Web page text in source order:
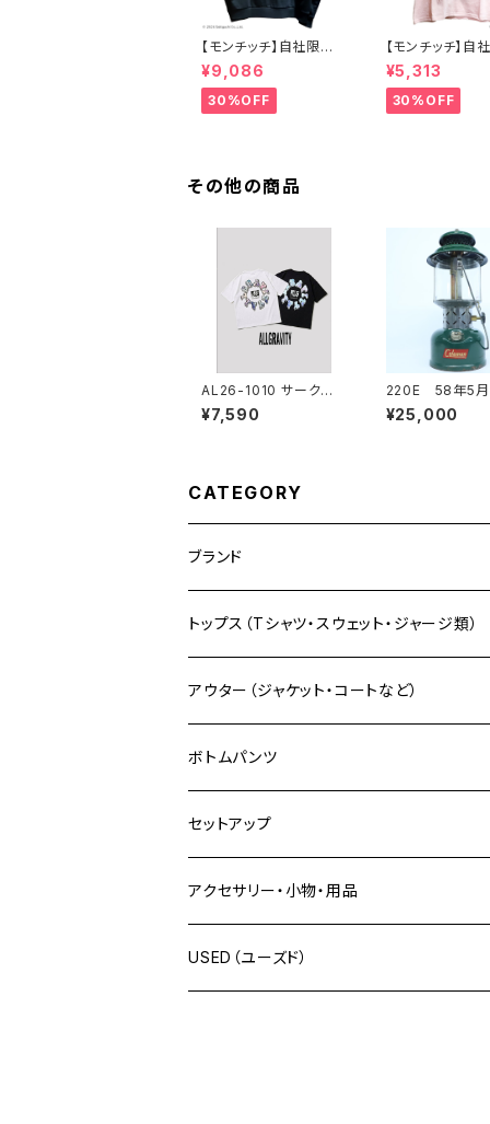
【モンチッチ】自社限定
販売 オリジナル ジップ
パーカー
¥9,086
30%OFF
【モンチッチ】自
販売 オリジナル
シャツ
¥5,313
30%OFF
その他の商品
AL26-1010 サークル
ロゴTシャツ
¥7,590
220E 58年5
ーブグリーン ヴ
ージランタン
¥25,000
CATEGORY
ブランド
自社限定販売
モンチッチシリーズ
ALLG（アラグ）
XLARGE（エクストララージ）
X-girl（エックスガール）
SBLM.（エスビーエムエル）
絡繰魂（カラクリタマシイ）
トップス（Tシャツ・スウェット・ジャージ類）
Tシャツ
長袖Tシャツ
半袖Tシャツ
シャツ
長袖シャツ
半袖シャツ
ポロ
トレーナー
スタンダード プルオーバー
パーカー
アウター（ジャケット・コートなど）
ジャケット
ベスト
スカジャン
ボトムパンツ
フルレングス
ショートパンツ
つなぎ・オーバーオール
セットアップ
上下セット
上下別売り
アクセサリー・小物・用品
帽子
USED（ユーズド）